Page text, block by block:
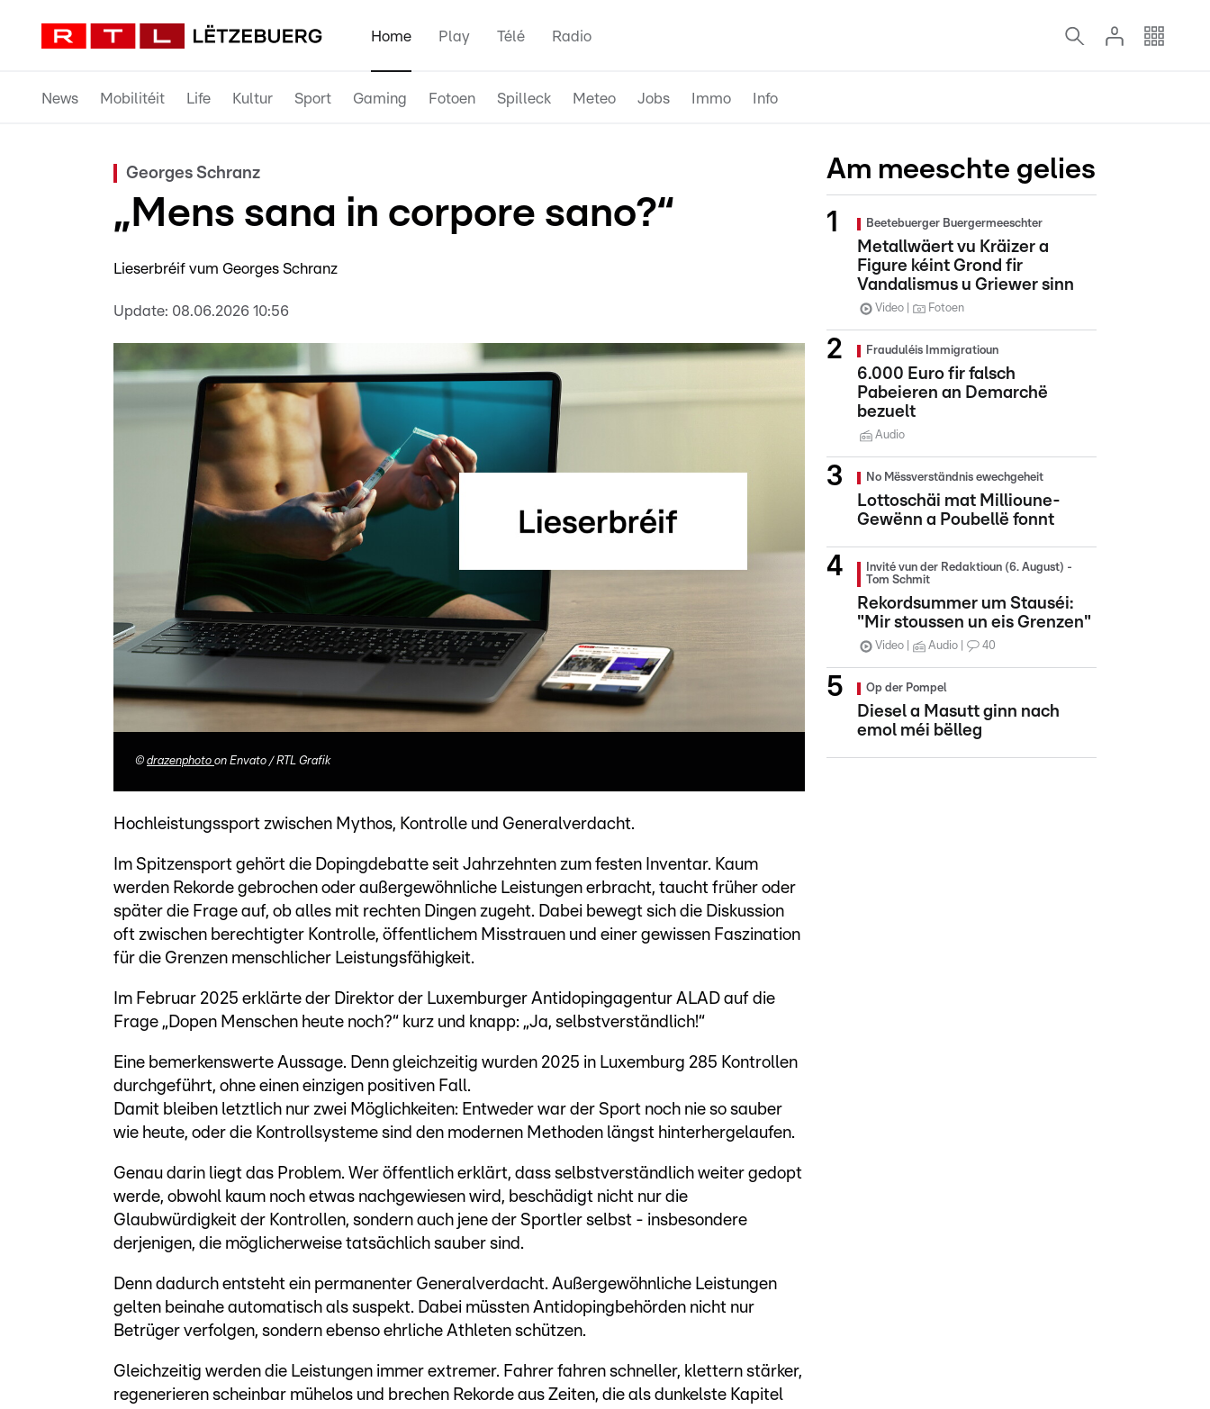
Home Play Télé Radio
News Mobilitéit Life Kultur Sport Gaming Fotoen Spilleck Meteo Jobs Immo Info
Georges Schranz
„Mens sana in corpore sano?“
Lieserbréif vum Georges Schranz
Update: 08.06.2026 10:56
© drazenphoto on Envato / RTL Grafik
Hochleistungssport zwischen Mythos, Kontrolle und Generalverdacht.
Im Spitzensport gehört die Dopingdebatte seit Jahrzehnten zum festen Inventar. Kaum
werden Rekorde gebrochen oder außergewöhnliche Leistungen erbracht, taucht früher oder
später die Frage auf, ob alles mit rechten Dingen zugeht. Dabei bewegt sich die Diskussion
oft zwischen berechtigter Kontrolle, öffentlichem Misstrauen und einer gewissen Faszination
für die Grenzen menschlicher Leistungsfähigkeit.
Im Februar 2025 erklärte der Direktor der Luxemburger Antidopingagentur ALAD auf die
Frage „Dopen Menschen heute noch?“ kurz und knapp: „Ja, selbstverständlich!“
Eine bemerkenswerte Aussage. Denn gleichzeitig wurden 2025 in Luxemburg 285 Kontrollen
durchgeführt, ohne einen einzigen positiven Fall.
Damit bleiben letztlich nur zwei Möglichkeiten: Entweder war der Sport noch nie so sauber
wie heute, oder die Kontrollsysteme sind den modernen Methoden längst hinterhergelaufen.
Genau darin liegt das Problem. Wer öffentlich erklärt, dass selbstverständlich weiter gedopt
werde, obwohl kaum noch etwas nachgewiesen wird, beschädigt nicht nur die
Glaubwürdigkeit der Kontrollen, sondern auch jene der Sportler selbst - insbesondere
derjenigen, die möglicherweise tatsächlich sauber sind.
Denn dadurch entsteht ein permanenter Generalverdacht. Außergewöhnliche Leistungen
gelten beinahe automatisch als suspekt. Dabei müssten Antidopingbehörden nicht nur
Betrüger verfolgen, sondern ebenso ehrliche Athleten schützen.
Gleichzeitig werden die Leistungen immer extremer. Fahrer fahren schneller, klettern stärker,
regenerieren scheinbar mühelos und brechen Rekorde aus Zeiten, die als dunkelste Kapitel
Am meeschte gelies
Beetebuerger Buergermeeschter
Metallwäert vu Kräizer a
Figure kéint Grond fir
Vandalismus u Griewer sinn
Video Fotoen
Frauduléis Immigratioun
6.000 Euro fir falsch
Pabeieren an Demarchë
bezuelt
Audio
No Mëssverständnis ewechgeheit
Lottoschäi mat Millioune-
Gewënn a Poubellë fonnt
Invité vun der Redaktioun (6. August) -
Tom Schmit
Rekordsummer um Stauséi:
"Mir stoussen un eis Grenzen"
Video Audio 40
Op der Pompel
Diesel a Masutt ginn nach
emol méi bëlleg